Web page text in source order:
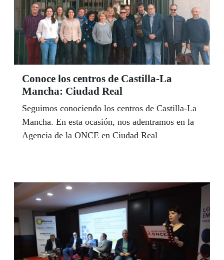
Conoce los centros de Castilla-La
Mancha: Ciudad Real
Seguimos conociendo los centros de Castilla-La
Mancha. En esta ocasión, nos adentramos en la
Agencia de la ONCE en Ciudad Real